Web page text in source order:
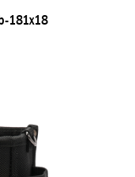
181x18